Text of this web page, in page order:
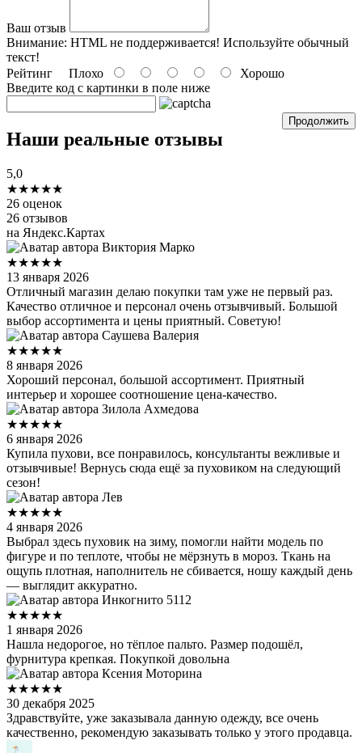
Ваш отзыв
Внимание: HTML не поддерживается! Используйте обычный
текст!
Рейтинг Плохо
Хорошо
Введите код c картинки в поле ниже
Продолжить
Наши реальные отзывы
5,0
★★★★★
26 оценок
26 отзывов
на Яндекс.Картах
Виктория Марко
★★★★★
13 января 2026
Отличный магазин делаю покупки там уже не первый раз.
Качество отличное и персонал очень отзывчивый. Большой
выбор ассортимента и цены приятный. Советую!
Саушева Валерия
★★★★★
8 января 2026
Хороший персонал, большой ассортимент. Приятный
интерьер и хорошее соотношение цена-качество.
Зилола Ахмедова
★★★★★
6 января 2026
Купила пухови, все понравилось, консультанты вежливые и
отзывчивые! Вернусь сюда ещё за пуховиком на следующий
сезон!
Лев
★★★★★
4 января 2026
Выбрал здесь пуховик на зиму, помогли найти модель по
фигуре и по теплоте, чтобы не мёрзнуть в мороз. Ткань на
ощупь плотная, наполнитель не сбивается, ношу каждый день
— выглядит аккуратно.
Инкогнито 5112
★★★★★
1 января 2026
Нашла недорогое, но тёплое пальто. Размер подошёл,
фурнитура крепкая. Покупкой довольна
Ксения Моторина
★★★★★
30 декабря 2025
Здравствуйте, уже заказывала данную одежду, все очень
качественно, рекомендую заказывать только у этого продавца.